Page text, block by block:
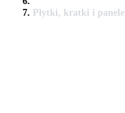
Płytki, kratki i panele